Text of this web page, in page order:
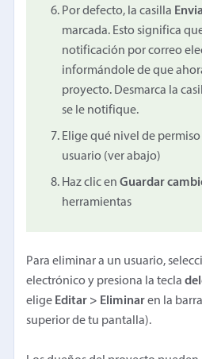
Por defecto, la casilla
marcada. Esto significa
notificación por correo
informándole de que
proyecto. Desmarca la
se le notifique.
Elige qué nivel de permiso
usuario (ver abajo)
Haz clic enGuardar
herramientas
Para eliminar a un usuario,
electrónico y presiona la tecla
elige Editar > Eliminaren la
superior de tu pantalla).